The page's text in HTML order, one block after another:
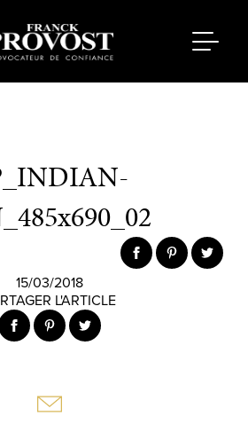
15/03/2018
L'ARTICLE